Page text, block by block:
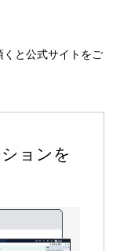
くと公式サイトをご
ョンを